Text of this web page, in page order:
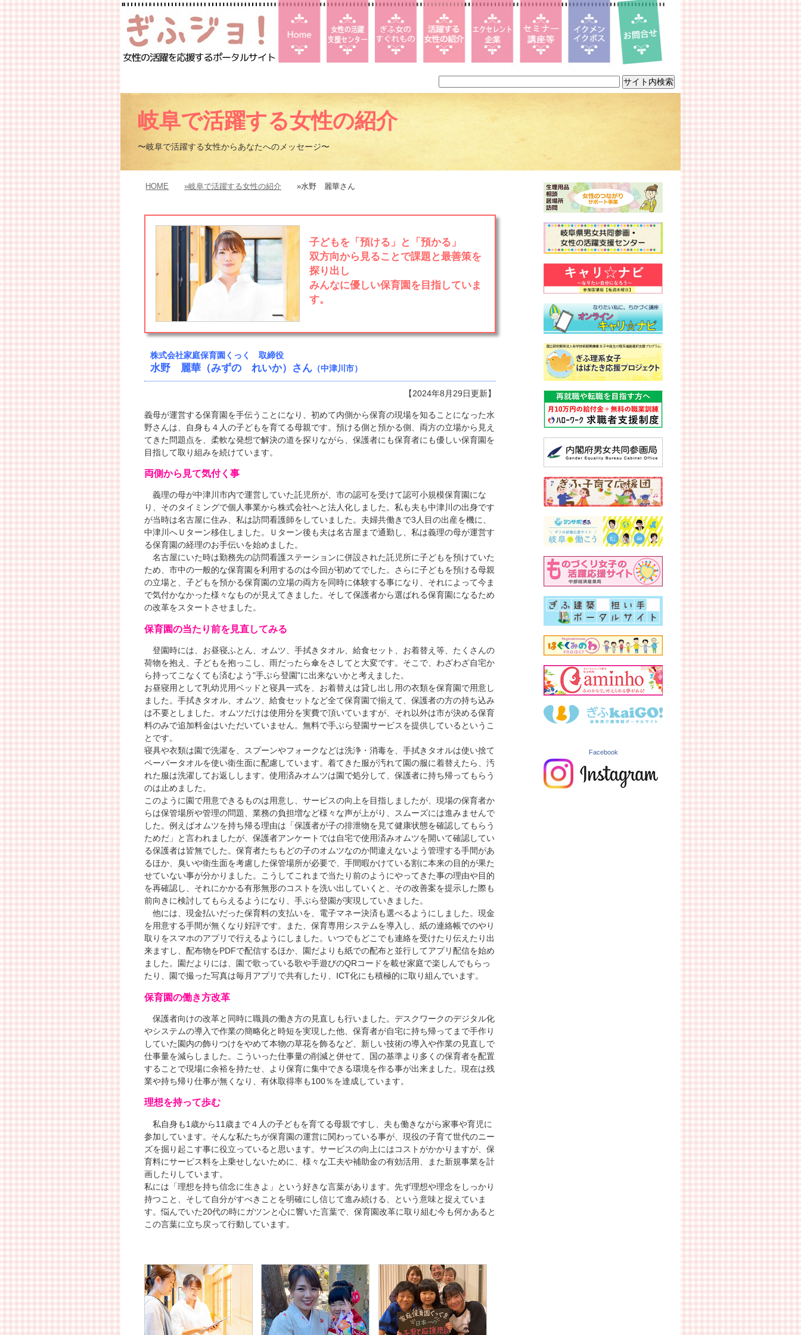
岐阜で活躍する女性の紹介
〜岐阜で活躍する女性からあなたへのメッセージ〜
HOME »岐阜で活躍する女性の紹介 »水野 麗華さん
子どもを「預ける」と「預かる」
双方向から見ることで課題と最善策を
探り出し
みんなに優しい保育園を目指していま
す。
株式会社家庭保育園くっく 取締役
水野 麗華（みずの れいか）さん （中津川市）
【2024年8月29日更新】
義母が運営する保育園を手伝うことになり、初めて内側から保育の現場を知ることになった水
野さんは、自身も４人の子どもを育てる母親です。預ける側と預かる側、両方の立場から見え
てきた問題点を、柔軟な発想で解決の道を探りながら、保護者にも保育者にも優しい保育園を
目指して取り組みを続けています。
両側から見て気付く事
義理の母が中津川市内で運営していた託児所が、市の認可を受けて認可小規模保育園にな
り、そのタイミングで個人事業から株式会社へと法人化しました。私も夫も中津川の出身です
が当時は名古屋に住み、私は訪問看護師をしていました。夫婦共働きで3人目の出産を機に、
中津川へＵターン移住しました。Ｕターン後も夫は名古屋まで通勤し、私は義理の母が運営す
る保育園の経理のお手伝いを始めました。
名古屋にいた時は勤務先の訪問看護ステーションに併設された託児所に子どもを預けていた
ため、市中の一般的な保育園を利用するのは今回が初めてでした。さらに子どもを預ける母親
の立場と、子どもを預かる保育園の立場の両方を同時に体験する事になり、それによって今ま
で気付かなかった様々なものが見えてきました。そして保護者から選ばれる保育園になるため
の改革をスタートさせました。
保育園の当たり前を見直してみる
登園時には、お昼寝ふとん、オムツ、手拭きタオル、給食セット、お着替え等、たくさんの
荷物を抱え、子どもを抱っこし、雨だったら傘をさしてと大変です。そこで、わざわざ自宅か
ら持ってこなくても済むよう"手ぶら登園"に出来ないかと考えました。
お昼寝用として乳幼児用ベッドと寝具一式を、お着替えは貸し出し用の衣類を保育園で用意し
ました。手拭きタオル、オムツ、給食セットなど全て保育園で揃えて、保護者の方の持ち込み
は不要としました。オムツだけは使用分を実費で頂いていますが、それ以外は市が決める保育
料のみで追加料金はいただいていません。無料で手ぶら登園サービスを提供しているというこ
とです。
寝具や衣類は園で洗濯を、スプーンやフォークなどは洗浄・消毒を、手拭きタオルは使い捨て
ペーパータオルを使い衛生面に配慮しています。着てきた服が汚れて園の服に着替えたら、汚
れた服は洗濯してお返しします。使用済みオムツは園で処分して、保護者に持ち帰ってもらう
のは止めました。
このように園で用意できるものは用意し、サービスの向上を目指しましたが、現場の保育者か
らは保管場所や管理の問題、業務の負担増など様々な声が上がり、スムーズには進みませんで
した。例えばオムツを持ち帰る理由は「保護者が子の排泄物を見て健康状態を確認してもらう
ためだ」と言われましたが、保護者アンケートでは自宅で使用済みオムツを開いて確認してい
る保護者は皆無でした。保育者たちもどの子のオムツなのか間違えないよう管理する手間があ
るほか、臭いや衛生面を考慮した保管場所が必要で、手間暇かけている割に本来の目的が果た
せていない事が分かりました。こうしてこれまで当たり前のようにやってきた事の理由や目的
を再確認し、それにかかる有形無形のコストを洗い出していくと、その改善案を提示した際も
前向きに検討してもらえるようになり、手ぶら登園が実現していきました。
他には、現金払いだった保育料の支払いを、電子マネー決済も選べるようにしました。現金
を用意する手間が無くなり好評です。また、保育専用システムを導入し、紙の連絡帳でのやり
取りをスマホのアプリで行えるようにしました。いつでもどこでも連絡を受けたり伝えたり出
来ますし、配布物をPDFで配信するほか、園だよりも紙での配布と並行してアプリ配信を始め
ました。園だよりには、園で歌っている歌や手遊びのQRコードを載せ家庭で楽しんでもらっ
たり、園で撮った写真は毎月アプリで共有したり、ICT化にも積極的に取り組んでいます。
保育園の働き方改革
保護者向けの改革と同時に職員の働き方の見直しも行いました。デスクワークのデジタル化
やシステムの導入で作業の簡略化と時短を実現した他、保育者が自宅に持ち帰ってまで手作り
していた園内の飾りつけをやめて本物の草花を飾るなど、新しい技術の導入や作業の見直しで
仕事量を減らしました。こういった仕事量の削減と併せて、国の基準より多くの保育者を配置
することで現場に余裕を持たせ、より保育に集中できる環境を作る事が出来ました。現在は残
業や持ち帰り仕事が無くなり、有休取得率も100％を達成しています。
理想を持って歩む
私自身も1歳から11歳まで４人の子どもを育てる母親ですし、夫も働きながら家事や育児に
参加しています。そんな私たちが保育園の運営に関わっている事が、現役の子育て世代のニー
ズを掘り起こす事に役立っていると思います。サービスの向上にはコストがかかりますが、保
育料にサービス料を上乗せしないために、様々な工夫や補助金の有効活用、また新規事業を計
画したりしています。
私には「理想を持ち信念に生きよ」という好きな言葉があります。先ず理想や理念をしっかり
持つこと、そして自分がすべきことを明確にし信じて進み続ける、という意味と捉えていま
す。悩んでいた20代の時にガツンと心に響いた言葉で、保育園改革に取り組む今も何かあると
この言葉に立ち戻って行動しています。
Facebook